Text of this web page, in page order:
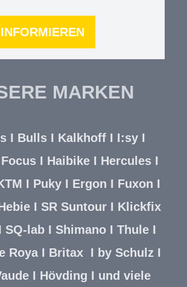
MARKEN
I Bulls I Kalkhoff I I:sy I
Focus I Haibike I Hercules I
I Puky I Ergon I Fuxon I
ISR Suntour I Klickfix
SQ-lab IShimano IThule I
Roya I Britax I by Schulz I
I Hövding I und viele